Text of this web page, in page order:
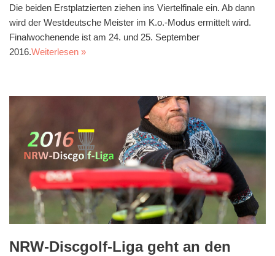
Die beiden Erstplatzierten ziehen ins Viertelfinale ein. Ab dann
wird der Westdeutsche Meister im K.o.-Modus ermittelt wird.
Finalwochenende ist am 24. und 25. September
2016.Weiterlesen »
NRW-Discgolf-Liga geht an den